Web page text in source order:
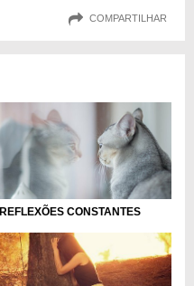
COMPARTILHAR
REFLEXÕES CONSTANTES